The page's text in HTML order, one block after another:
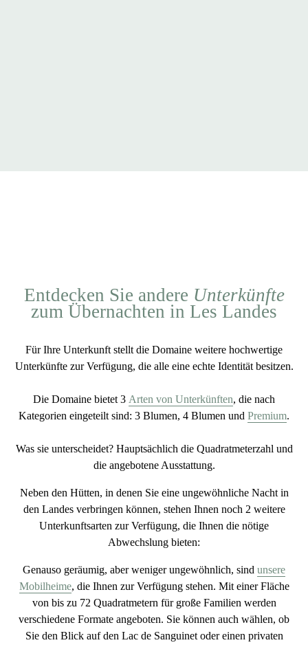
Entdecken Sie andere Unterkünfte
zum Übernachten in Les Landes
Für Ihre Unterkunft stellt die Domaine weitere hochwertige
Unterkünftezur Verfügung, die alle eine echte Identitätbesitzen.
Die Domaine bietet 3 Arten von Unterkünften, die nach
Kategorien eingeteilt sind: 3 Blumen, 4 Blumen und Premium.
Was sie unterscheidet? Hauptsächlich die Quadratmeterzahl und
die angebotene Ausstattung.
Neben den Hütten, in denen Sie eine ungewöhnliche Nacht in
den Landes verbringen können, stehen Ihnen noch 2 weitere
Unterkunftsarten zur Verfügung, die Ihnen die nötige
Abwechslung bieten:
Genauso geräumig, aber weniger ungewöhnlich, sind unsere
Mobilheime, die Ihnen zur Verfügung stehen. Mit einer Fläche
von bis zu 72 Quadratmetern für große Familien werden
verschiedene Formate angeboten. Sie können auch wählen, ob
Sie den Blick auf den Lac de Sanguinet oder einen privaten